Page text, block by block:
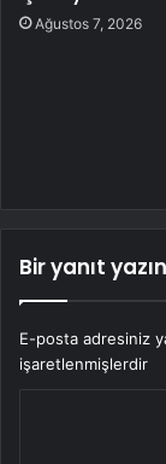
Ağustos 7, 2026
Bir yanıt yazın
E-posta adresiniz
işaretlenmişlerdir